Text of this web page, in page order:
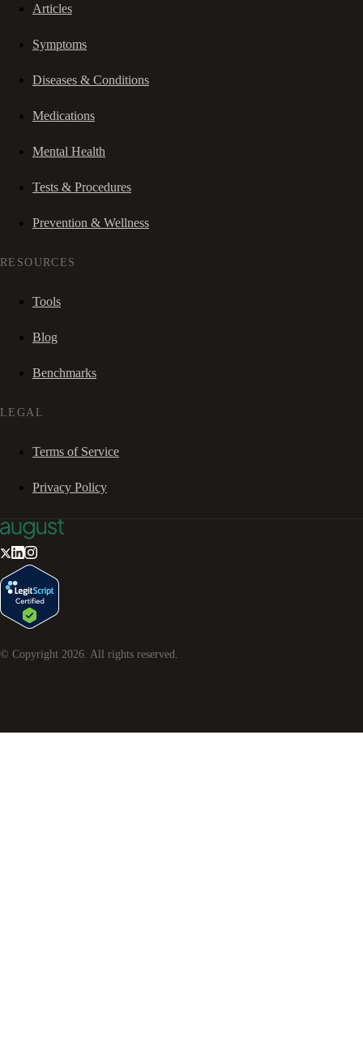
Articles
Symptoms
Diseases & Conditions
Medications
Mental Health
Tests & Procedures
Prevention & Wellness
RESOURCES
Tools
Blog
Benchmarks
LEGAL
Terms of Service
Privacy Policy
© Copyright 2026 . All rights reserved.